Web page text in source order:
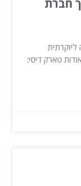
חברת
טארק דיסי: